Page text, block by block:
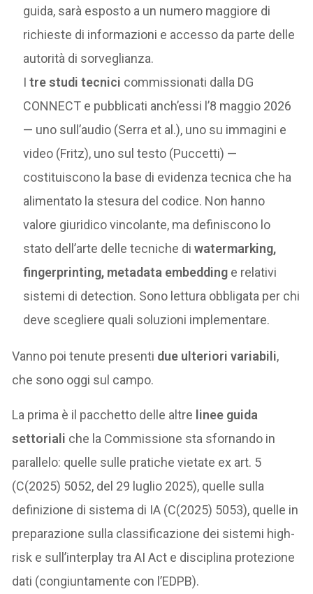
guida, sarà esposto a un numero maggiore di
richieste di informazioni e accesso da parte delle
autorità di sorveglianza.
Itre studi tecnici commissionati dalla DG
CONNECT e pubblicati anch’essi l’8 maggio 2026
— uno sull’audio (Serra et al.), uno su immagini e
video (Fritz), uno sul testo (Puccetti) —
costituiscono la base di evidenza tecnica che ha
alimentato la stesura del codice. Non hanno
valore giuridico vincolante, ma definiscono lo
stato dell’arte delle tecniche diwatermarking,
fingerprinting, metadata embedding e relativi
sistemi di detection. Sono lettura obbligata per chi
deve scegliere quali soluzioni implementare.
Vanno poi tenute presenti due ulteriori variabili,
che sono oggi sul campo.
La prima è il pacchetto delle altre linee guida
settoriali che la Commissione sta sfornando in
parallelo: quelle sulle pratiche vietate ex art. 5
(C(2025) 5052, del 29 luglio 2025), quelle sulla
definizione di sistema di IA (C(2025) 5053), quelle in
preparazione sulla classificazione dei sistemi high-
risk e sull’interplay tra AI Act e disciplina protezione
dati (congiuntamente con l’EDPB).